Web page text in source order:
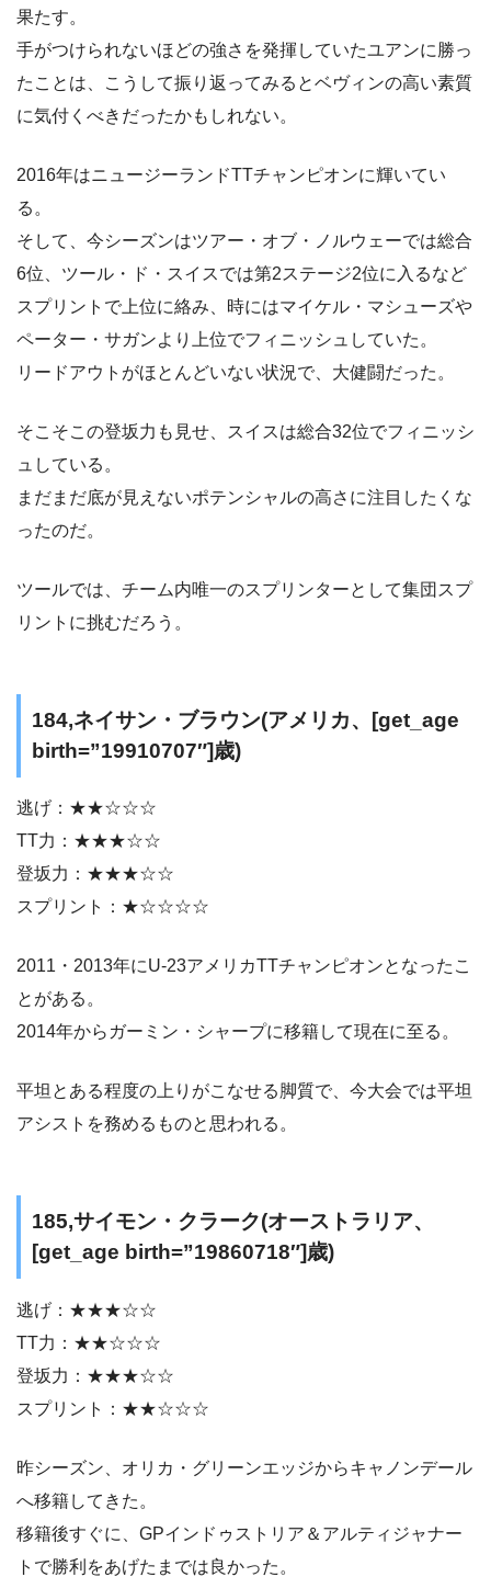
果たす。
手がつけられないほどの強さを発揮していたユアンに勝っ
たことは、こうして振り返ってみるとベヴィンの高い素質
に気付くべきだったかもしれない。
2016年はニュージーランドTTチャンピオンに輝いてい
る。
そして、今シーズンはツアー・オブ・ノルウェーでは総合
6位、ツール・ド・スイスでは第2ステージ2位に入るなど
スプリントで上位に絡み、時にはマイケル・マシューズや
ペーター・サガンより上位でフィニッシュしていた。
リードアウトがほとんどいない状況で、大健闘だった。
そこそこの登坂力も見せ、スイスは総合32位でフィニッシ
ュしている。
まだまだ底が見えないポテンシャルの高さに注目したくな
ったのだ。
ツールでは、チーム内唯一のスプリンターとして集団スプ
リントに挑むだろう。
184,ネイサン・ブラウン(アメリカ、[get_age
birth=”19910707″]歳)
逃げ：★★☆☆☆
TT力：★★★☆☆
登坂力：★★★☆☆
スプリント：★☆☆☆☆
2011・2013年にU-23アメリカTTチャンピオンとなったこ
とがある。
2014年からガーミン・シャープに移籍して現在に至る。
平坦とある程度の上りがこなせる脚質で、今大会では平坦
アシストを務めるものと思われる。
185,サイモン・クラーク(オーストラリア、
[get_age birth=”19860718″]歳)
逃げ：★★★☆☆
TT力：★★☆☆☆
登坂力：★★★☆☆
スプリント：★★☆☆☆
昨シーズン、オリカ・グリーンエッジからキャノンデール
へ移籍してきた。
移籍後すぐに、GPインドゥストリア＆アルティジャナー
トで勝利をあげたまでは良かった。